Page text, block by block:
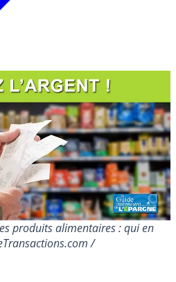
produits alimentaires : qui en
/